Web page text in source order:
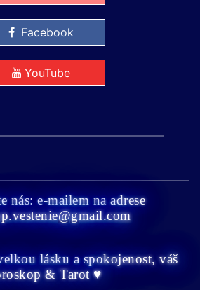
Facebook
YouTube
nás: e-mailem na adrese
lásku a spokojenost, váš
& Tarot ♥